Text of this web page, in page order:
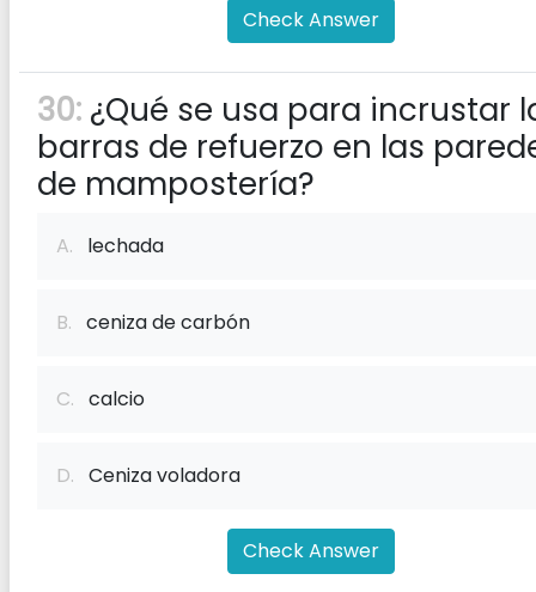
Check Answer
30: ¿Qué se usa para incrustar
barras de refuerzo en las
de mampostería?
A. lechada
B. ceniza de carbón
C. calcio
D. Ceniza voladora
Check Answer